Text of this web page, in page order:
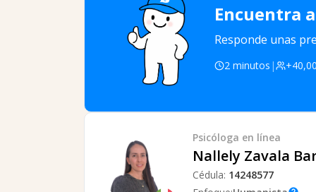
Encuentra
Responde unas
2 minutos |
Psicóloga en línea
Nallely Zavala
Cédula: 14248577